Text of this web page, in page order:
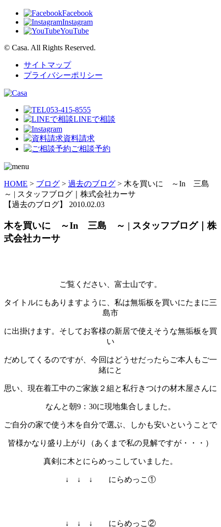
Facebook
Instagram
YouTube
© Casa. All Rights Reserved.
サイトマップ
プライバシーポリシー
053-415-8555
LINEで相談
資料請求
ご相談予約
HOME > ブログ > 過去のブログ > 木を買いに ～In 三島
～ | スタッフブログ｜株式会社カーサ
【過去のブログ】 2010.02.03
木を買いに ～In 三島 ～ | スタッフブログ｜株
式会社カーサ
ご覧ください、富士山です。
タイトルにもありますように、私は無垢板を買いにたまに三
島市
に出掛けます。そしてお客様の新居で使えそうな無垢板を買
い
だめしてくるのですが、今回はどうせだったらご本人もご一
緒にと
思い、現在着工中のご家族２組と私行きつけの材木屋さんに
なんと朝9：30に現地集合しました。
ご自分の家で使う木を自分で選ぶ、しかも安いということで
皆様かなり盛り上がり（あくまで私の見解ですが・・・）
真剣に木とにらめっこしていました。
↓ ↓ ↓ にらめっこ①
↓ ↓ ↓ にらめっこ②